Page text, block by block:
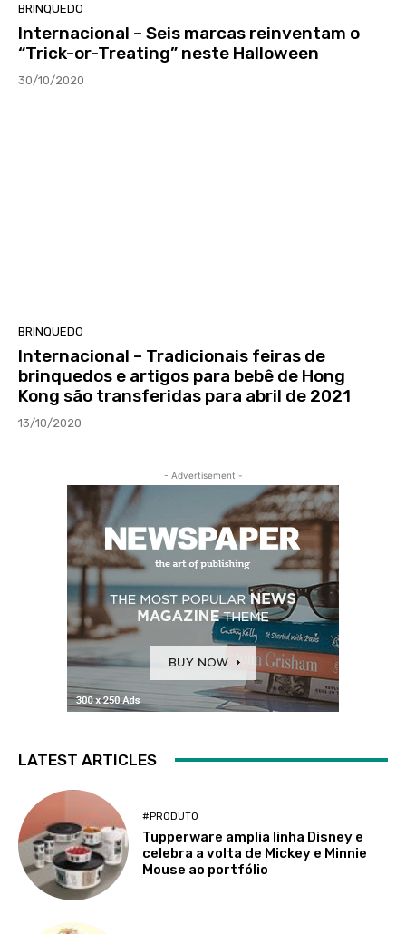
BRINQUEDO
Internacional – Seis marcas reinventam o
“Trick-or-Treating” neste Halloween
30/10/2020
BRINQUEDO
Internacional – Tradicionais feiras de
brinquedos e artigos para bebê de Hong
Kong são transferidas para abril de 2021
13/10/2020
- Advertisement -
LATEST ARTICLES
#PRODUTO
Tupperware amplia linha Disney e
celebra a volta de Mickey e Minnie
Mouse ao portfólio